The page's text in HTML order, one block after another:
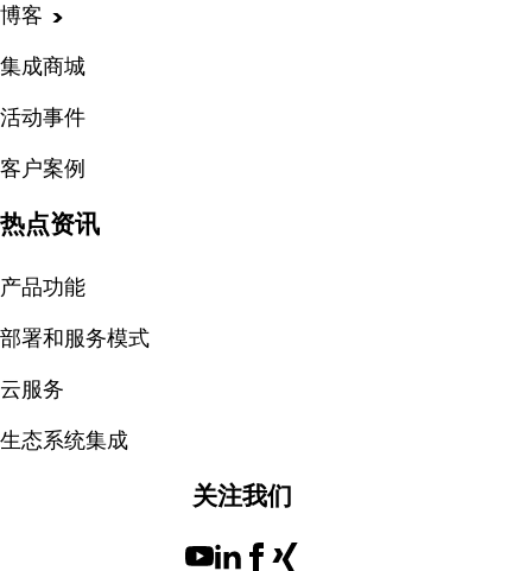
博客
集成商城
活动事件
客户案例
热点资讯
产品功能
部署和服务模式
云服务
生态系统集成
关注我们